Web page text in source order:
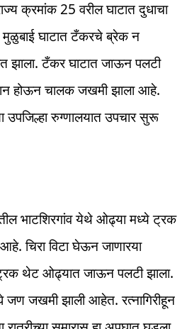
क्रमांक 25 वरील घाटात दुधाचा
घाटात टँकरचे ब्रेक न
झाला. टँकर घाटात जाऊन पलटी
होऊन चालक जखमी झाला आहे.
उपजिल्हा रुग्णालयात उपचार सुरू
भाटशिरगांव येथे ओढ्या मध्ये ट्रक
चिरा विटा घेऊन जाणारया
थेट ओढ्यात जाऊन पलटी झाला.
जखमी झाली आहेत. रत्नागिरीहून